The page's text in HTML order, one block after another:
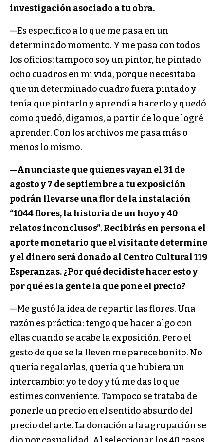
investigación asociado a tu obra.
—Es especifico a lo que me pasa en un
determinado momento. Y me pasa con todos
los oficios: tampoco soy un pintor, he pintado
ocho cuadros en mi vida, porque necesitaba
que un determinado cuadro fuera pintado y
tenía que pintarlo y aprendí a hacerlo y quedó
como quedó, digamos, a partir de lo que logré
aprender. Con los archivos me pasa más o
menos lo mismo.
—Anunciaste que quienes vayan el 31 de
agosto y 7 de septiembre a tu exposición
podrán llevarse una flor de la instalación
“1044 flores, la historia de un hoyo y 40
relatos inconclusos”. Recibirás en persona el
aporte monetario que el visitante determine
y el dinero será donado al Centro Cultural 119
Esperanzas. ¿Por qué decidiste hacer esto y
por qué es la gente la que pone el precio?
—Me gustó la idea de repartir las flores. Una
razón es práctica: tengo que hacer algo con
ellas cuando se acabe la exposición. Pero el
gesto de que se la lleven me parece bonito. No
quería regalarlas, quería que hubiera un
intercambio: yo te doy y tú me das lo que
estimes conveniente. Tampoco se trataba de
ponerle un precio en el sentido absurdo del
precio del arte. La donación a la agrupación se